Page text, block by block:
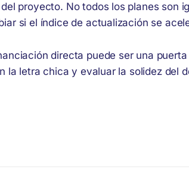
proyecto. No todos los planes son
si el índice de actualización se
directa puede ser una
la letra chica y evaluar la solidez del